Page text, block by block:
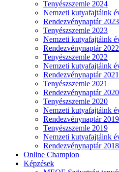
Tenyészszemle 2024
Nemzeti kutyafajtáink
Rendezvénynaptár 2023
Tenyészszemle 2023
Nemzeti kutyafajtáink
Rendezvénynaptár 2022
Tenyészszemle 2022
Nemzeti kutyafajtáink
Rendezvénynaptár 2021
Tenyészszemle 2021
Rendezvénynaptár 2020
Tenyészszemle 2020
Nemzeti kutyafajtáink
Rendezvénynaptár 2019
Tenyészszemle 2019
Nemzeti kutyafajtáink
Rendezvénynaptár 2018
Online Champion
Képzések